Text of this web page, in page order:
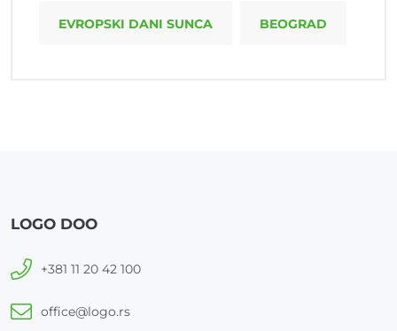
EVROPSKI DANI SUNCA BEOGRAD
LOGO DOO
+381 11 20 42 100
office@logo.rs